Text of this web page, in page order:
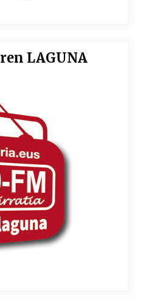
LAGUNA